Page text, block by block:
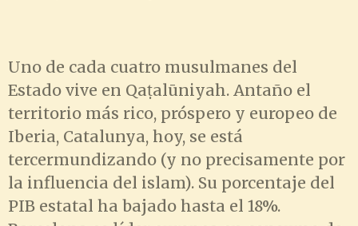
Uno de cada cuatro musulmanes del
Estado vive en Qaṭalūniyah. Antaño el
territorio más rico, próspero y europeo de
Iberia, Catalunya, hoy, se está
tercermundizando (y no precisamente por
la influencia del islam). Su porcentaje del
PIB estatal ha bajado hasta el 18%.